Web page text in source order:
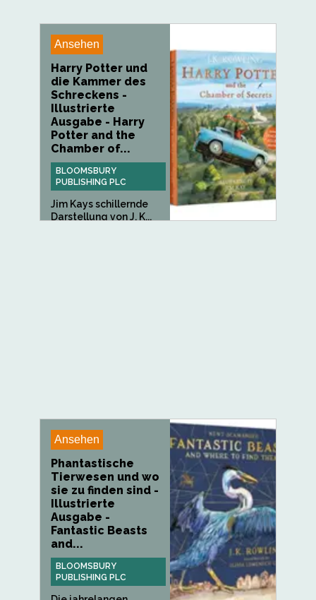
Ansehen
Harry Potter und
die Kammer des
Schreckens -
Illustrierte
Ausgabe - Harry
Potter and the
Chamber of...
BLOOMSBURY
PUBLISHING PLC
Jim Kays schillernde
Darstellung von J. K...
Ansehen
Phantastische
Tierwesen und wo
sie zu finden sind -
Illustrierte
Ausgabe -
Fantastic Beasts
and...
BLOOMSBURY
PUBLISHING PLC